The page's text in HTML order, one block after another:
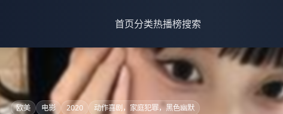
首页分类热播榜搜索
欧美 电影 2020 动作喜剧，家庭犯罪，黑色幽默